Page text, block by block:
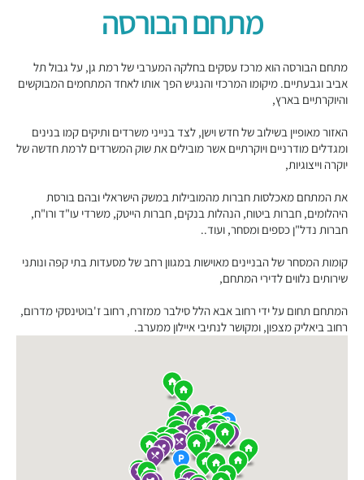
מתחם הבורסה
מתחם הבורסה הוא מרכז עסקים בחלקה המערבי של רמת גן, על גבול תל
אביב וגבעתיים. מיקומו המרכזי והנגיש הפך אותו לאחד המתחמים המבוקשים
והיוקרתיים בארץ,
האזור מאופיין בשילוב של חדש וישן, לצד בנייני משרדים ותיקים קמו בנינים
ומגדלים מודרניים ויוקרתיים אשר מובילים את שוק המשרדים לרמת חדשה של
יוקרה וייצוגיות,
את המתחם מאכלסות חברות מהמובילות במשק הישראלי ובהם בורסת
היהלומים, חברות ביטוח, הנהלות בנקים, חברות הייטק, משרדי עו"ד ורו"ח,
חברות נדל"ן כספים ומסחר, ועוד..
קומות המסחר של הבניינים מאוישות במגוון רחב של מסעדות בתי קפה ונותני
שירותים נלווים לדירי המתחם,
המתחם תחום על ידי רחוב אבא הלל סילבר ממזרח, רחוב ז'בוטינסקי מדרום,
רחוב ביאליק מצפון, ומקושר לנתיבי איילון ממערב.